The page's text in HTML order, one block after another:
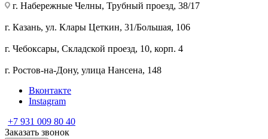
г. Набережные Челны, Трубный проезд, 38/17
г. Казань, ул. Клары Цеткин, 31/Большая, 106
г. Чебоксары, Складской проезд, 10, корп. 4
г. Ростов-на-Дону, улица Нансена, 148
Вконтакте
Instagram
+7 931 009 80 40
Заказать звонок